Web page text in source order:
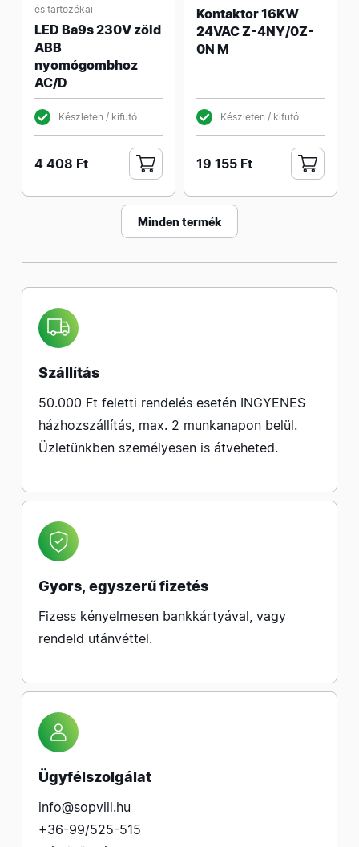
és tartozékai
LED Ba9s 230V zöld
ABB
nyomógombhoz
AC/D
Készleten / kifutó
4 408 Ft
Kontaktor 16KW
24VAC Z-4NY/0Z-
0N M
Készleten / kifutó
19 155 Ft
Minden termék
Szállítás
50.000 Ft feletti rendelés esetén INGYENES
házhozszállítás, max. 2 munkanapon belül.
Üzletünkben személyesen is átveheted.
Gyors, egyszerű fizetés
Fizess kényelmesen bankkártyával, vagy
rendeld utánvéttel.
Ügyfélszolgálat
info@sopvill.hu
+36-99/525-515